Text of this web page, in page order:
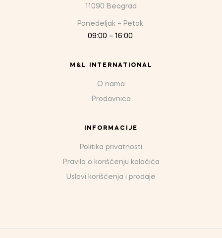
11090 Beograd
Ponedeljak – Petak:
09:00 – 16:00
M&L INTERNATIONAL
O nama
Prodavnica
INFORMACIJE
Politika privatnosti
Pravila o korišćenju kolačića
Uslovi korišćenja i prodaje